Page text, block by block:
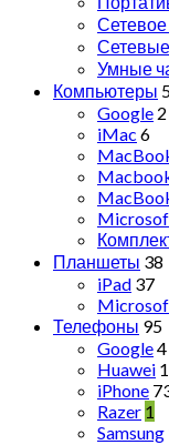
Умные
Компьютеры
Google 2
iMac 6
Планшеты 38
iPad 37
Телефоны 95
Google4
Huawei 1
iPhone
Razer 1
Samsung